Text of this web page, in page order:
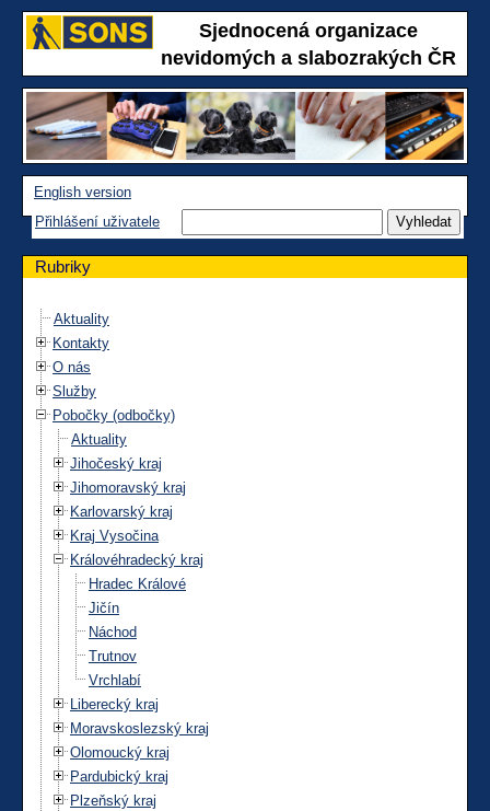
Sjednocená organizace
nevidomých a slabozrakých ČR
English version
Přihlášení uživatele
Rubriky
Aktuality
Kontakty
O nás
Služby
Pobočky (odbočky)
Aktuality
Jihočeský kraj
Jihomoravský kraj
Karlovarský kraj
Kraj Vysočina
Královéhradecký kraj
Hradec Králové
Jičín
Náchod
Trutnov
Vrchlabí
Liberecký kraj
Moravskoslezský kraj
Olomoucký kraj
Pardubický kraj
Plzeňský kraj